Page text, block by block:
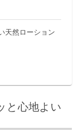
天然ローション
と心地よい